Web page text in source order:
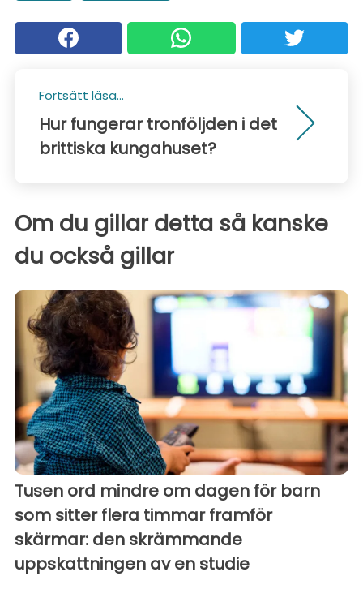
Fortsätt läsa...
Hur fungerar tronföljden i det
brittiska kungahuset?
Om du gillar detta så kanske
du också gillar
Tusen ord mindre om dagen för barn
som sitter flera timmar framför
skärmar: den skrämmande
uppskattningen av en studie